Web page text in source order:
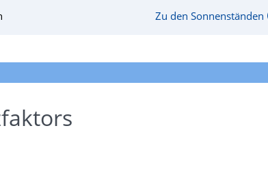
Zu den Sonnenständen